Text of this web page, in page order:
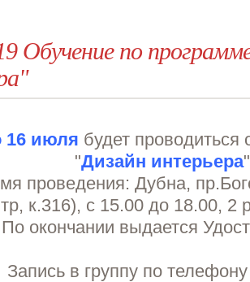
Обучение по
16 июля будет проводиться
"Дизайн интерьера
проведения: Дубна,
к.316), с 15.00 до 18.00, 2
По окончании выдается
Запись в группу по